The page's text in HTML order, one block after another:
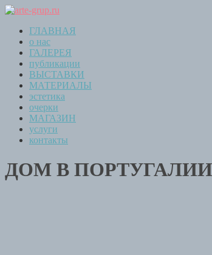
ГЛАВНАЯ
о нас
ГАЛЕРЕЯ
публикации
ВЫСТАВКИ
МАТЕРИАЛЫ
эстетика
очерки
МАГАЗИН
услуги
контакты
ДОМ В ПОРТУГАЛИИ